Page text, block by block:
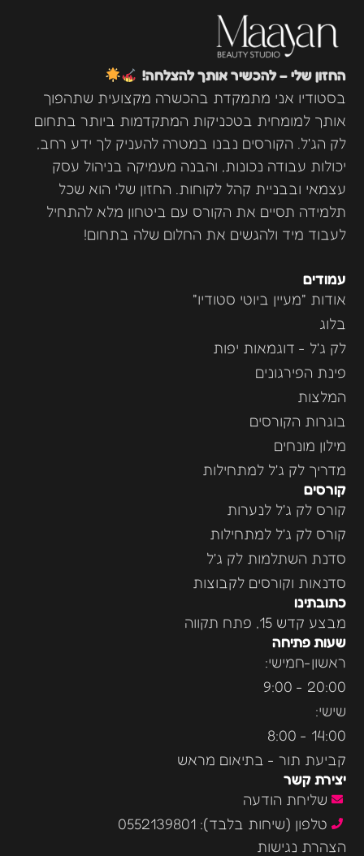
החזון שלי – להכשיר אותך להצלחה!
בסטודיו אני מתמקדת בהכשרה מקצועית שתהפוך
אותך למומחית בטכניקות המתקדמות ביותר בתחום
לק הג'ל. הקורסים נבנו במטרה להעניק לך ידע רחב,
יכולות עבודה נכונות, והבנה מעמיקה בניהול עסק
עצמאי ובבניית קהל לקוחות. החזון שלי הוא שכל
תלמידה תסיים את הקורס עם ביטחון מלא להתחיל
לעבוד מיד ולהגשים את החלום שלה בתחום!
עמודים
אודות "מעיין ביוטי סטודיו"
בלוג
לק ג'ל - דוגמאות יפות
פינת הפירגונים
המלצות
בוגרות הקורסים
מילון מונחים
מדריך לק ג'ל למתחילות
קורסים
קורס לק ג'ל לנערות
קורס לק ג'ל למתחילות
סדנת השתלמות לק ג'ל
סדנאות וקורסים לקבוצות
כתובתינו
מבצע קדש 15, פתח תקווה
שעות פתיחה
ראשון-חמישי:
20:00 - 9:00
שישי:
14:00 - 8:00
קביעת תור - בתיאום מראש
יצירת קשר
שליחת הודעה
טלפון (שיחות בלבד): 0552139801
הצהרת נגישות